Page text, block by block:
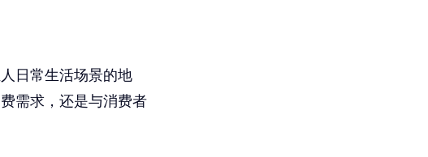
日常生活场景的地
需求，还是与消费者